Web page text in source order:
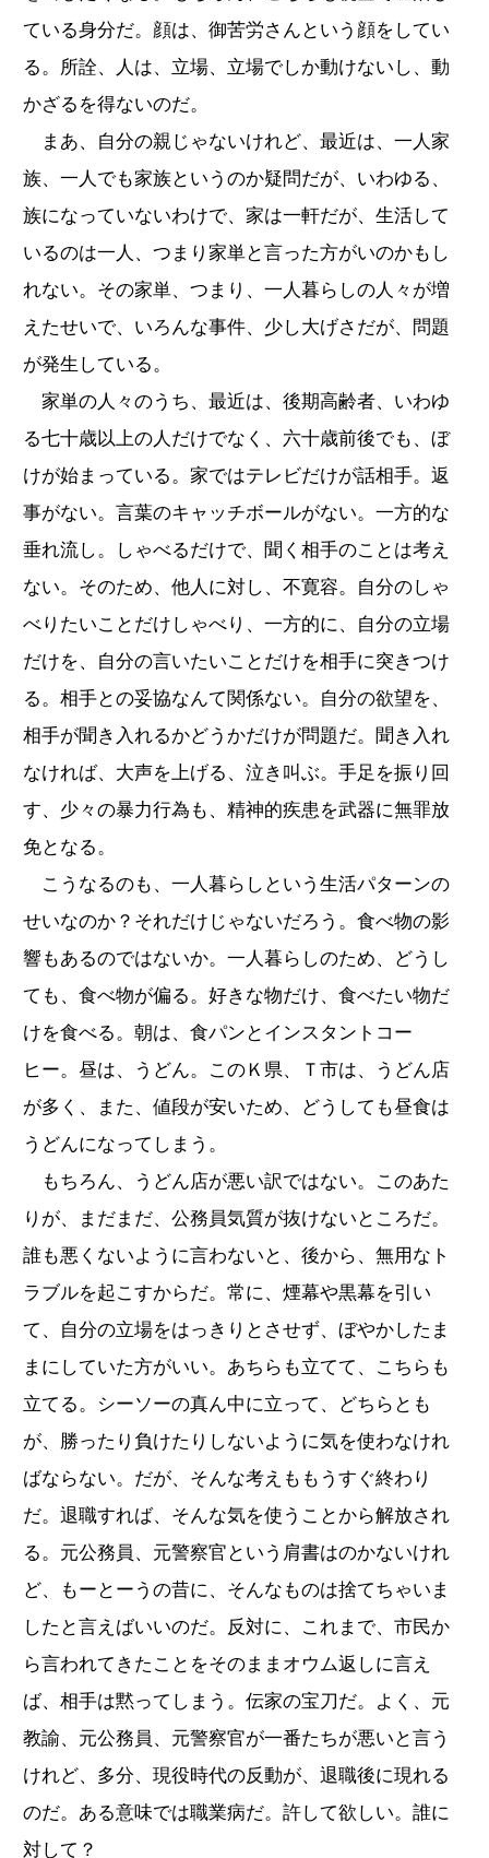
ている身分だ。顔は、御苦労さんという顔をしてい
る。所詮、人は、立場、立場でしか動けないし、動
かざるを得ないのだ。
まあ、自分の親じゃないけれど、最近は、一人家
族、一人でも家族というのか疑問だが、いわゆる、
族になっていないわけで、家は一軒だが、生活して
いるのは一人、つまり家単と言った方がいのかもし
れない。その家単、つまり、一人暮らしの人々が増
えたせいで、いろんな事件、少し大げさだが、問題
が発生している。
家単の人々のうち、最近は、後期高齢者、いわゆ
る七十歳以上の人だけでなく、六十歳前後でも、ぼ
けが始まっている。家ではテレビだけが話相手。返
事がない。言葉のキャッチボールがない。一方的な
垂れ流し。しゃべるだけで、聞く相手のことは考え
ない。そのため、他人に対し、不寛容。自分のしゃ
べりたいことだけしゃべり、一方的に、自分の立場
だけを、自分の言いたいことだけを相手に突きつけ
る。相手との妥協なんて関係ない。自分の欲望を、
相手が聞き入れるかどうかだけが問題だ。聞き入れ
なければ、大声を上げる、泣き叫ぶ。手足を振り回
す、少々の暴力行為も、精神的疾患を武器に無罪放
免となる。
こうなるのも、一人暮らしという生活パターンの
せいなのか？それだけじゃないだろう。食べ物の影
響もあるのではないか。一人暮らしのため、どうし
ても、食べ物が偏る。好きな物だけ、食べたい物だ
けを食べる。朝は、食パンとインスタントコー
ヒー。昼は、うどん。このＫ県、Ｔ市は、うどん店
が多く、また、値段が安いため、どうしても昼食は
うどんになってしまう。
もちろん、うどん店が悪い訳ではない。このあた
りが、まだまだ、公務員気質が抜けないところだ。
誰も悪くないように言わないと、後から、無用なト
ラブルを起こすからだ。常に、煙幕や黒幕を引い
て、自分の立場をはっきりとさせず、ぼやかしたま
まにしていた方がいい。あちらも立てて、こちらも
立てる。シーソーの真ん中に立って、どちらとも
が、勝ったり負けたりしないように気を使わなけれ
ばならない。だが、そんな考えももうすぐ終わり
だ。退職すれば、そんな気を使うことから解放され
る。元公務員、元警察官という肩書はのかないけれ
ど、もーとーうの昔に、そんなものは捨てちゃいま
したと言えばいいのだ。反対に、これまで、市民か
ら言われてきたことをそのままオウム返しに言え
ば、相手は黙ってしまう。伝家の宝刀だ。よく、元
教諭、元公務員、元警察官が一番たちが悪いと言う
けれど、多分、現役時代の反動が、退職後に現れる
のだ。ある意味では職業病だ。許して欲しい。誰に
対して？